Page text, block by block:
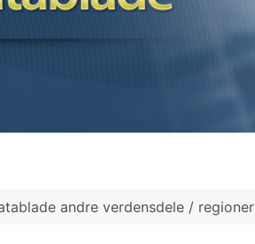
andre verdensdele / regioner